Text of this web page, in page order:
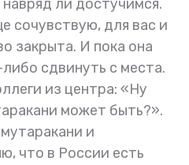
ли достучимся.
сочувствую, для вас и
закрыта. И пока она
сдвинуть с места.
из центра: «Ну
может быть?».
и
что в России есть